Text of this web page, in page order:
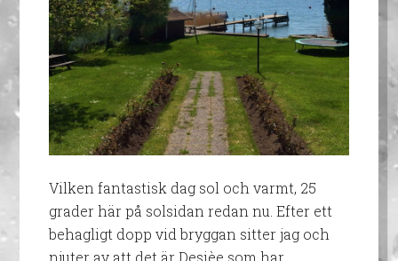
Vilken fantastisk dag sol och varmt, 25
grader här på solsidan redan nu. Efter ett
behagligt dopp vid bryggan sitter jag och
njuter av att det är Desièe som har